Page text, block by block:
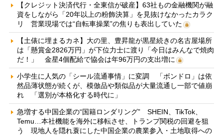
【クレジット決済代行・全東信が破産】63社もの金融機関が融
資をしながら「20年以上の粉飾決算」を見抜けなかったカラク
リ 営業現場では“自転車操業”の焦りも表出していた
【土俵に埋まるカネ】大の里、豊昇龍が黒星続きの名古屋場所
は「懸賞金2826万円」が下位力士に渡り「今日はみんなで焼肉
だ！」 金星4個配給で協会は年96万円の支出増に
小学生に人気の「シール流通事情」に変調 「ボンドロ」は依
然品薄状態が続くが、模倣品や類似品が大量流通し一部で値崩
れ 「選別が本格化する時代に」
急増する中国企業の“国籍ロンダリング” SHEIN、TikTok、
Temu…本社機能を海外に移転させ、トランプ関税の回避を狙
う 現地人を隠れ蓑にした中国企業の農業参入・土地取得への